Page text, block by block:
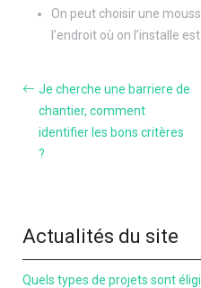
On peut choisir une
l’endroit où on l’installe
Je cherche une barriere de
chantier, comment
identifier les bons critères
?
Actualités du site
Quels types de projets sont